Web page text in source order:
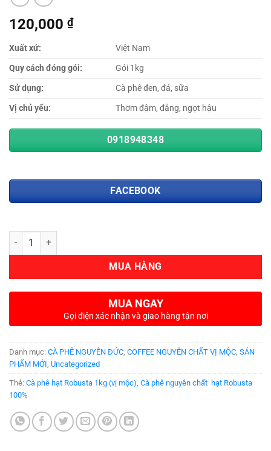
120,000 ₫
Xuất xứ:
Việt Nam
Quy cách đóng gói:
Gói 1kg
Sử dụng:
Cà phê đen, đá, sữa
Vị chủ yếu:
Thơm đậm, đắng, ngọt hậu
0918948348
FACEBOOK
Số lượng
MUA HÀNG
MUA NGAY
Gọi điện xác nhận và giao hàng tận nơi
Danh mục: CÀ PHÊ NGUYÊN ĐỨC COFFEE NGUYÊN CHẤT VỊ MỘC SẢN
PHẨM MỚI Uncategorized
Thẻ: Cà phê hạt Robusta 1kg (vị mộc) Cà phê nguyên chất hạt Robusta
100%